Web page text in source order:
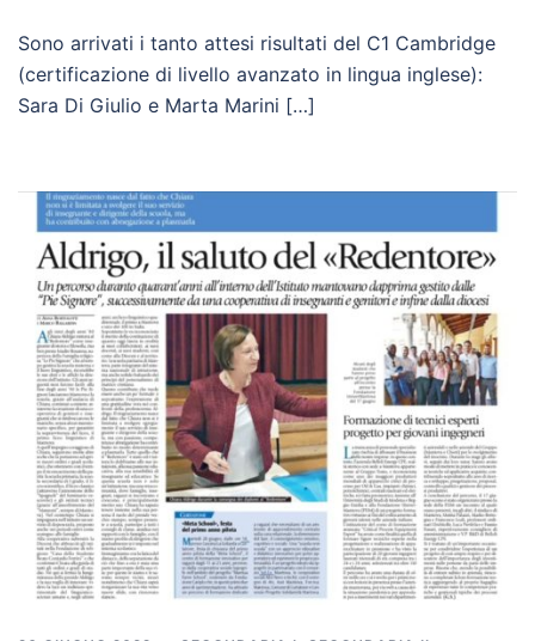
Sono arrivati i tanto attesi risultati del C1 Cambridge
(certificazione di livello avanzato in lingua inglese):
Sara Di Giulio e Marta Marini […]